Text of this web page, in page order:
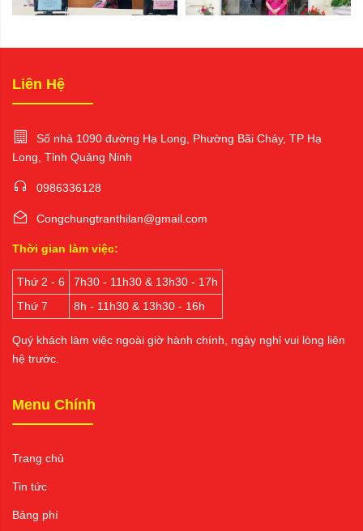
Liên Hệ
Số nhà 1090 đường Hạ Long, Phường Bãi Cháy, TP Hạ
Long, Tỉnh Quảng Ninh
0986336128
Congchungtranthilan@gmail.com
Thời gian làm việc:
Thứ 2 - 6
7h30 - 11h30 & 13h30 - 17h
Thứ 7
8h - 11h30 & 13h30 - 16h
Quý khách làm việc ngoài giờ hành chính, ngày nghỉ vui lòng liên
hệ trước.
Menu Chính
Trang chủ
Tin tức
Bảng phí